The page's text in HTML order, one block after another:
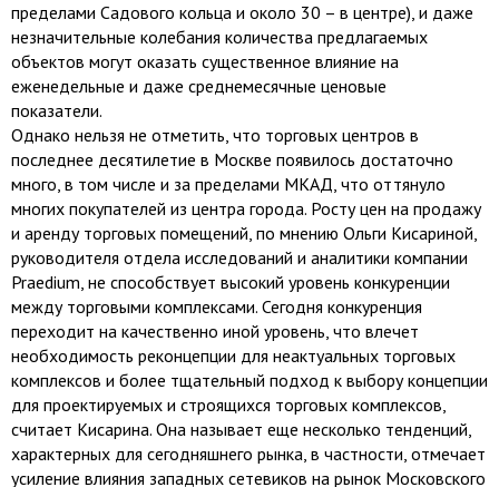
пределами Садового кольца и около 30 – в центре), и даже
незначительные колебания количества предлагаемых
объектов могут оказать существенное влияние на
еженедельные и даже среднемесячные ценовые
показатели.
Однако нельзя не отметить, что торговых центров в
последнее десятилетие в Москве появилось достаточно
много, в том числе и за пределами МКАД, что оттянуло
многих покупателей из центра города. Росту цен на продажу
и аренду торговых помещений, по мнению Ольги Кисариной,
руководителя отдела исследований и аналитики компании
Praedium, не способствует высокий уровень конкуренции
между торговыми комплексами. Сегодня конкуренция
переходит на качественно иной уровень, что влечет
необходимость реконцепции для неактуальных торговых
комплексов и более тщательный подход к выбору концепции
для проектируемых и строящихся торговых комплексов,
считает Кисарина. Она называет еще несколько тенденций,
характерных для сегодняшнего рынка, в частности, отмечает
усиление влияния западных сетевиков на рынок Московского